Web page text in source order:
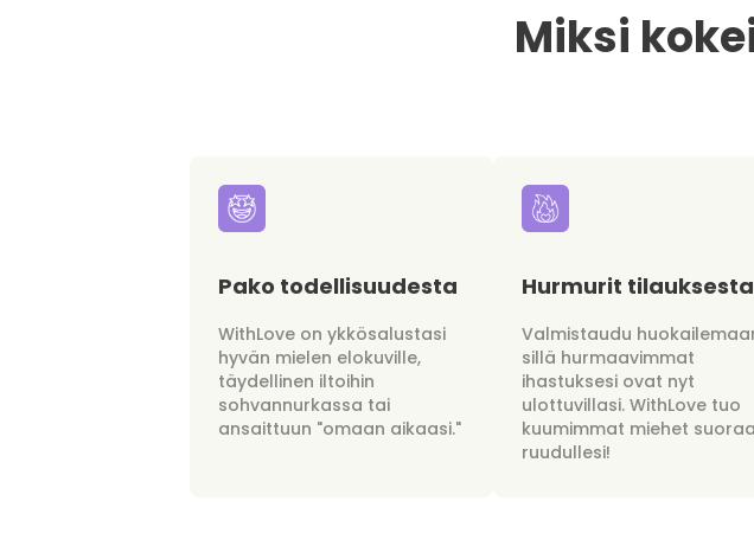
Miksi
Pako todellisuudesta
WithLove on ykkösalustasi
hyvän mielen elokuville,
täydellinen iltoihin
sohvannurkassa tai
ansaittuun "omaan aikaasi."
Hurmurit tilauksesta
Valmistaudu
sillä hurmaavimmat
ihastuksesi ovat nyt
ulottuvillasi. WithLove tuo
kuumimmat miehet
ruudullesi!